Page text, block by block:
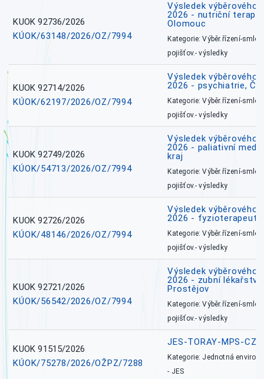
KUOK 92736/2026
KÚOK/63148/2026/OZ/7994
Výsledek výběrového
2026 - nutriční
Olomouc
Kategorie: Výběr.řízení-
pojišťov.- výsledky
KUOK 92714/2026
KÚOK/62197/2026/OZ/7994
Výsledek výběrového
2026 - psychiatrie,
Kategorie: Výběr.řízení-
pojišťov.- výsledky
KUOK 92749/2026
KÚOK/54713/2026/OZ/7994
Výsledek výběrového
2026 - paliativní
kraj
Kategorie: Výběr.řízení-
pojišťov.- výsledky
KUOK 92726/2026
KÚOK/48146/2026/OZ/7994
Výsledek výběrového
2026 - fyzioterapeut,
Kategorie: Výběr.řízení-
pojišťov.- výsledky
KUOK 92721/2026
KÚOK/56542/2026/OZ/7994
Výsledek výběrového
2026 - zubní
Prostějov
Kategorie: Výběr.řízení-
pojišťov.- výsledky
KUOK 91515/2026
KÚOK/75278/2026/OŽPZ/7288
JES-TORAY-MPS-CZ
Kategorie: Jednotná
- JES